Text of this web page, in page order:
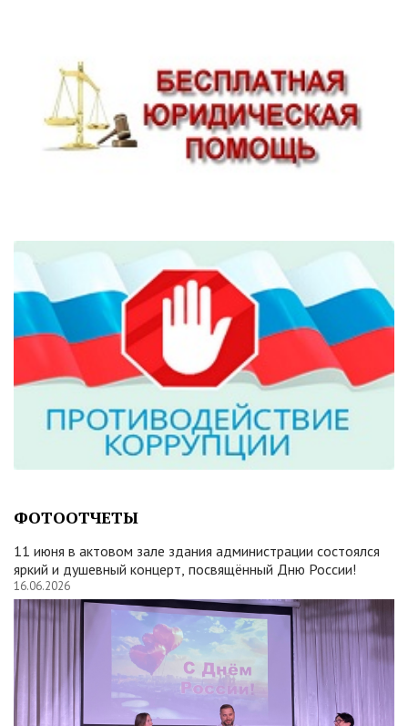
ФОТООТЧЕТЫ
11 июня в актовом зале здания администрации состоялся
яркий и душевный концерт, посвящённый Дню России!
16.06.2026